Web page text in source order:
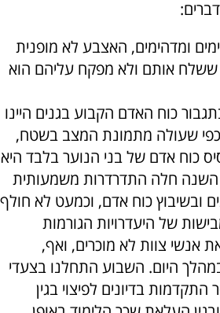
ומדהימים, האצבע לא מופנית
ששלח אותם ולא מפקח עליהם הוא
כוח האדם הקבוע בגנים היינו
שעולה מתמונת המצב בשטח,
כוח אדם של בני הנוער בלבד היא
חלה התדרדרות משמעותית
ובשיבוץ כוח אדם, וכמעט לא חולף
של היעדרויות הגורמות
אנשי צוות לא מוכרים, ואף,
היום. השבוע התחלנו בצעדי
בדיונים לפיצוי בגין